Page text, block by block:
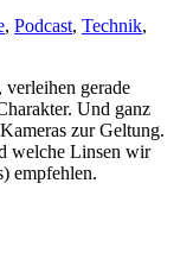
, Podcast, Technik,
verleihen gerade
Und ganz
zur Geltung.
welche Linsen wir
empfehlen.